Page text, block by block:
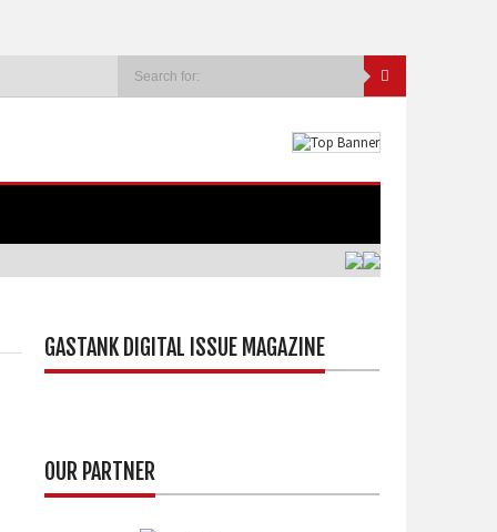
GASTANK DIGITAL ISSUE MAGAZINE
OUR PARTNER